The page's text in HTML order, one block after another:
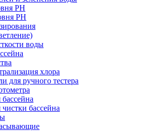
РН
РН
воды
хлора
для ручного тестера
бассейна